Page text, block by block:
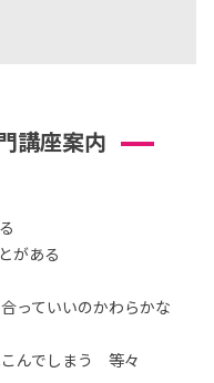
講座案内
がある
っていいのかわらかな
んでしまう 等々